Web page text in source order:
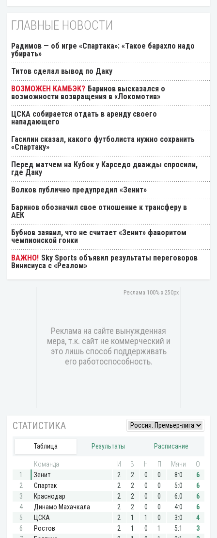
ГЛАВНЫЕ НОВОСТИ
Радимов — об игре «Спартака»: «Такое барахло надо
убирать»
Титов сделал вывод по Даку
Баринов высказался о
возможности возвращения в «Локомотив»
ЦСКА собирается отдать в аренду своего
нападающего
Гасилин сказал, какого футболиста нужно сохранить
«Спартаку»
Перед матчем на Кубок у Карседо дважды спросили,
где Даку
Волков публично предупредил «Зенит»
Баринов обозначил свое отношение к трансферу в
АЕК
Бубнов заявил, что не считает «Зенит» фаворитом
чемпионской гонки
Sky Sports объявил результаты переговоров
Винисиуса с «Реалом»